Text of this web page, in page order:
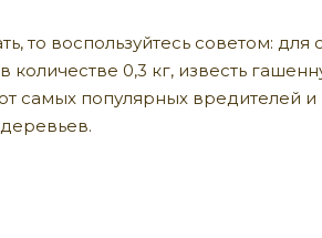
то воспользуйтесь советом: для
0,3 кг, известь
самых популярных вредителей и